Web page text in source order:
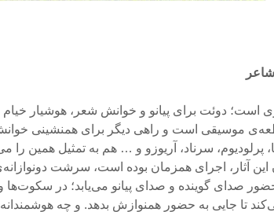
است؛ دوئت برای پیانو و خوانش شعر، هوشیار خیام
موسیقی است و راهی دیگر برای همنشینی
سرناد، آریوزو و … هم به تمثیل همین را
آثار، اجرای همزمان بوده است، سرشت
صدای گوینده و صدای پیانو می‌یابد؛ در سکوت‌ها
تا جایی به حضور همنوازش بدهد. و چه